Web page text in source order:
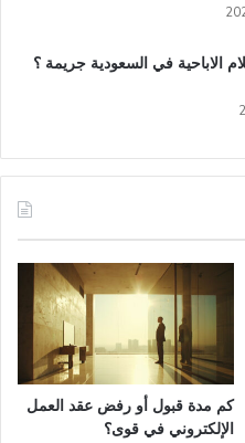
الاباحية في السعودية​ جريمة ؟
كم مدة قبول أو رفض عقد العمل
الإلكتروني في قوى؟